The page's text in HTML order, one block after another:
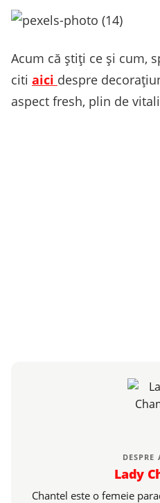
Acum că ştiţi ce şi cum,
citi aici despre
aspect fresh, plin de
DESPRE
Lady
Chantel este o femeie